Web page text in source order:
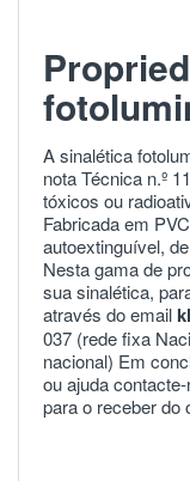
A sinalética
nota Técnica n.º
tóxicos ou
Fabricada em
autoextinguível,
Nesta gama de
sua sinalética,
através do email
037 (rede fixa
nacional) Em
ou ajuda
para o receber do